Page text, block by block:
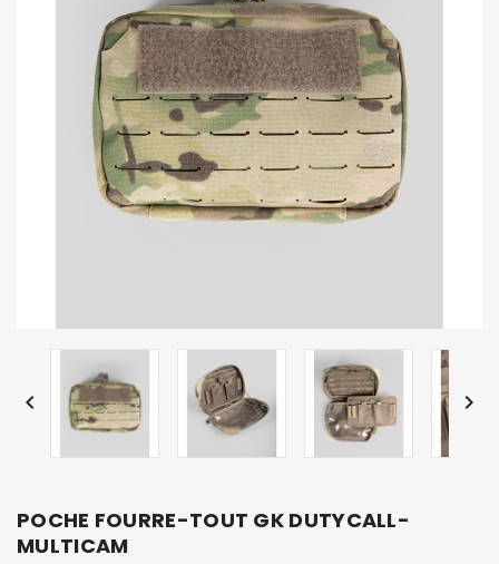
 
POCHE FOURRE-TOUT GK DUTYCALL-
MULTICAM